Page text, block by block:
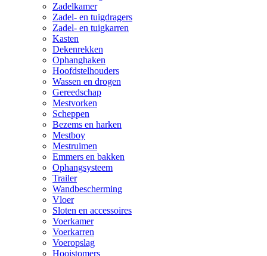
Zadelkamer
Zadel- en tuigdragers
Zadel- en tuigkarren
Kasten
Dekenrekken
Ophanghaken
Hoofdstelhouders
Wassen en drogen
Gereedschap
Mestvorken
Scheppen
Bezems en harken
Mestboy
Mestruimen
Emmers en bakken
Ophangsysteem
Trailer
Wandbescherming
Vloer
Sloten en accessoires
Voerkamer
Voerkarren
Voeropslag
Hooistomers